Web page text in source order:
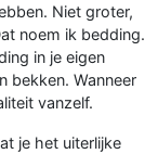
Niet groter,
noem ik bedding.
in je eigen
bekken. Wanneer
vanzelf.
je het uiterlijke